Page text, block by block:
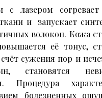
с лазером согревает
и запускает
волокон. Кожа
её тонус,
сужения пор и
становятся
Процедура
болезненных